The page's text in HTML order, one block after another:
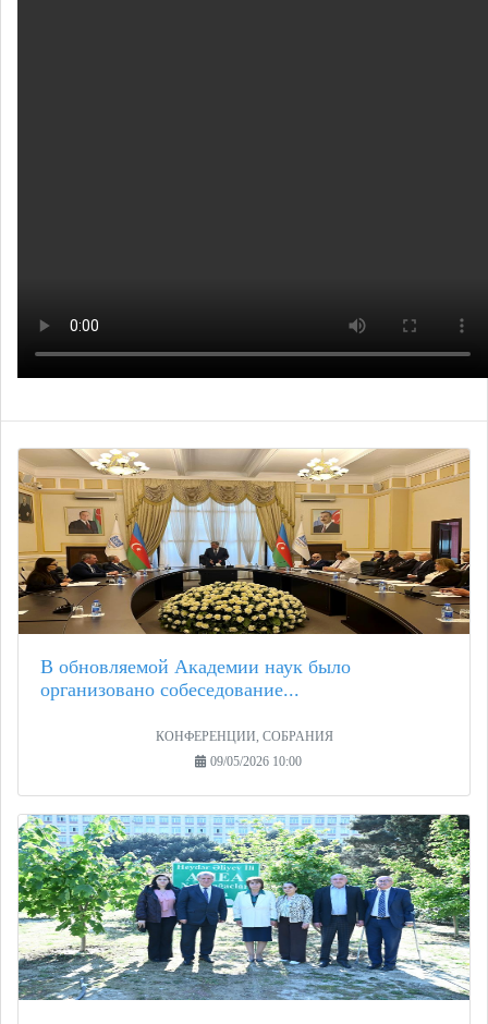
В обновляемой Академии наук было
организовано собеседование...
КОНФЕРЕНЦИИ, СОБРАНИЯ
09/05/2026 10:00